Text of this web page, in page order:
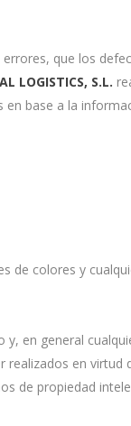
que los
LOGISTICS, S.L.
base a la
de colores y
y, en general
en virtud
de propiedad